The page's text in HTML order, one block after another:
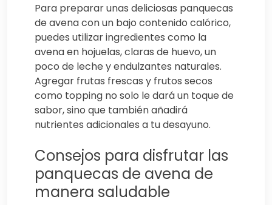
Para preparar unas deliciosas panquecas
de avena con un bajo contenido calórico,
puedes utilizar ingredientes como la
avena en hojuelas, claras de huevo, un
poco de leche y endulzantes naturales.
Agregar frutas frescas y frutos secos
como topping no solo le dará un toque de
sabor, sino que también añadirá
nutrientes adicionales a tu desayuno.
Consejos para disfrutar las
panquecas de avena de
manera saludable